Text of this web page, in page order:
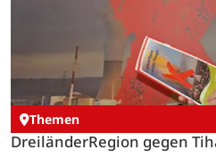
Themen
DreiländerRegion gegen